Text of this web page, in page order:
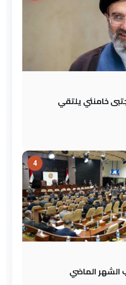
خامنئي يلتقي
4
الشهر الماضي